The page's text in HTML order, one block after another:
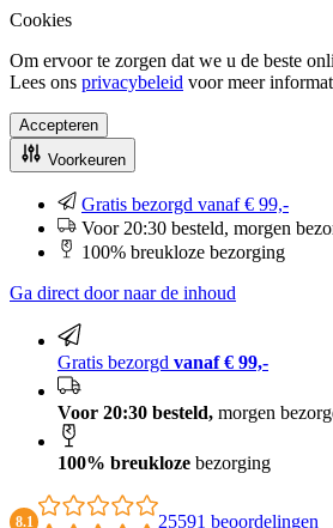
Cookies
Om ervoor te zorgen dat we u de beste
Lees ons privacybeleid voor meer
Accepteren
Voorkeuren
Gratis bezorgd vanaf € 99,-
Voor 20:30 besteld, morgen
100% breukloze bezorging
Ga direct door naar de inhoud
Gratis bezorgd vanaf € 99,-
Voor 20:30 besteld, morgen
100% breukloze bezorging
8.1 25591 beoordelingen